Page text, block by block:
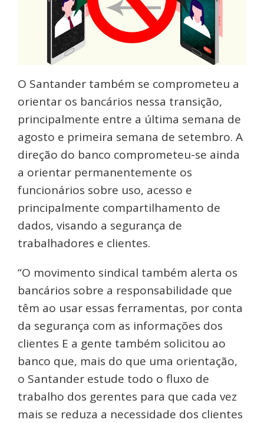
O Santander também se comprometeu a
orientar os bancários nessa transição,
principalmente entre a última semana de
agosto e primeira semana de setembro. A
direção do banco comprometeu-se ainda
a orientar permanentemente os
funcionários sobre uso, acesso e
principalmente compartilhamento de
dados, visando a segurança de
trabalhadores e clientes.
“O movimento sindical também alerta os
bancários sobre a responsabilidade que
têm ao usar essas ferramentas, por conta
da segurança com as informações dos
clientes E a gente também solicitou ao
banco que, mais do que uma orientação,
o Santander estude todo o fluxo de
trabalho dos gerentes para que cada vez
mais se reduza a necessidade dos clientes